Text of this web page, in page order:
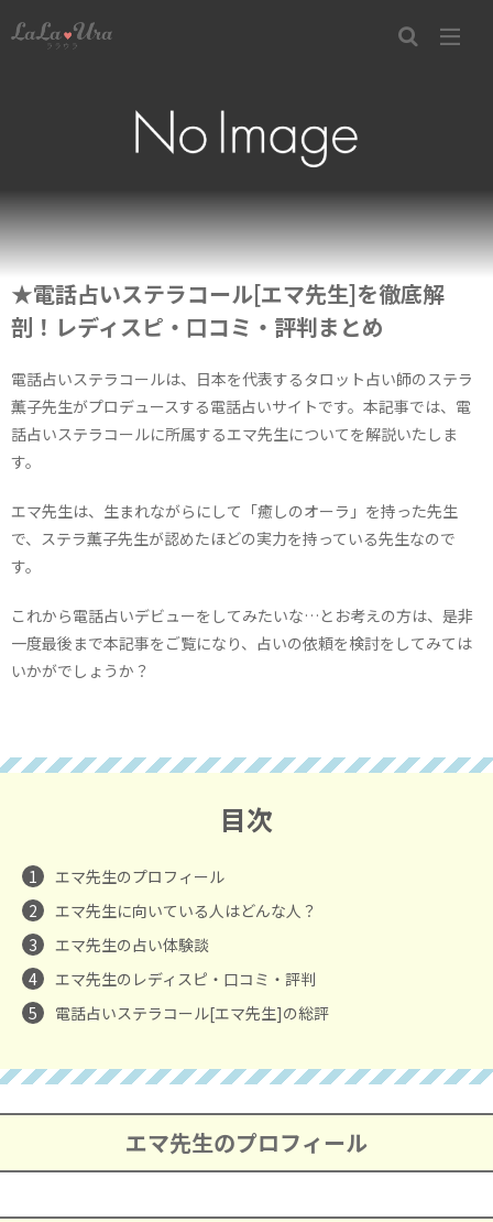
★電話占いステラコール[エマ先生]を徹底解
剖！レディスピ・口コミ・評判まとめ
電話占いステラコールは、日本を代表するタロット占い師のステラ
薫子先生がプロデュースする電話占いサイトです。本記事では、電
話占いステラコールに所属するエマ先生についてを解説いたしま
す。
エマ先生は、生まれながらにして「癒しのオーラ」を持った先生
で、ステラ薫子先生が認めたほどの実力を持っている先生なので
す。
これから電話占いデビューをしてみたいな…とお考えの方は、是非
一度最後まで本記事をご覧になり、占いの依頼を検討をしてみては
いかがでしょうか？
目次
1
エマ先生のプロフィール
2
エマ先生に向いている人はどんな人？
3
エマ先生の占い体験談
4
エマ先生のレディスピ・口コミ・評判
5
電話占いステラコール[エマ先生]の総評
エマ先生のプロフィール